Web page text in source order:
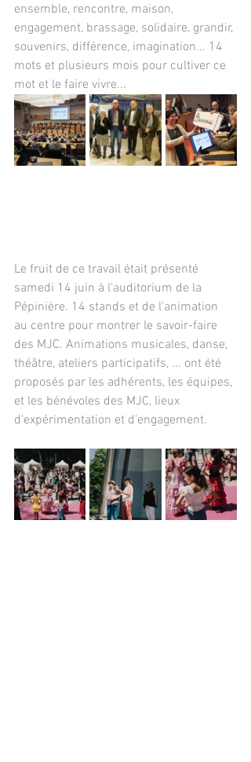
ensemble, rencontre, maison,
engagement, brassage, solidaire, grandir,
souvenirs, différence, imagination... 14
mots et plusieurs mois pour cultiver ce
mot et le faire vivre...
Le fruit de ce travail était présenté
samedi 14 juin à l'auditorium de la
Pépinière. 14 stands et de l'animation
au centre pour montrer le savoir-faire
des MJC. Animations musicales, danse,
théâtre, ateliers participatifs, ... ont été
proposés par les adhérents, les équipes,
et les bénévoles des MJC, lieux
d'expérimentation et d'engagement.